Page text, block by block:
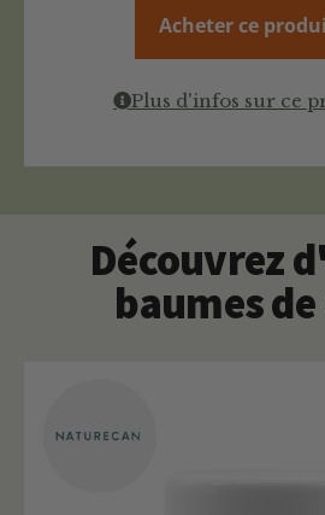
Acheter ce
Plus d'infos sur ce
Découvrez
baumes de